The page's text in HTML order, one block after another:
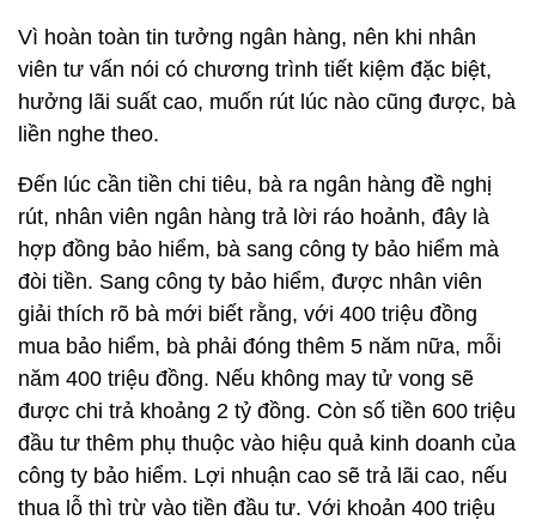
Vì hoàn toàn tin tưởng ngân hàng, nên khi nhân
viên tư vấn nói có chương trình tiết kiệm đặc biệt,
hưởng lãi suất cao, muốn rút lúc nào cũng được, bà
liền nghe theo.
Đến lúc cần tiền chi tiêu, bà ra ngân hàng đề nghị
rút, nhân viên ngân hàng trả lời ráo hoảnh, đây là
hợp đồng bảo hiểm, bà sang công ty bảo hiểm mà
đòi tiền. Sang công ty bảo hiểm, được nhân viên
giải thích rõ bà mới biết rằng, với 400 triệu đồng
mua bảo hiểm, bà phải đóng thêm 5 năm nữa, mỗi
năm 400 triệu đồng. Nếu không may tử vong sẽ
được chi trả khoảng 2 tỷ đồng. Còn số tiền 600 triệu
đầu tư thêm phụ thuộc vào hiệu quả kinh doanh của
công ty bảo hiểm. Lợi nhuận cao sẽ trả lãi cao, nếu
thua lỗ thì trừ vào tiền đầu tư. Với khoản 400 triệu